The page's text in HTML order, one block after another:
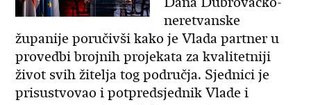
neretvanske
županije poručivši kako je Vlada partner u
provedbi brojnih projekata za kvalitetniji
život svih žitelja tog područja. Sjednici je
prisustvovao i potpredsjednik Vlade i